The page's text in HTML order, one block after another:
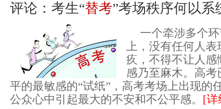
评论：考生“替考”考场秩序何以系
一个牵涉多个
上，没有任何人
疚，不得不让人
感乃至麻木。高
平的最敏感的“试纸”，高考考场上出现的
公众心中引起最大的不安和不公平感。 [详